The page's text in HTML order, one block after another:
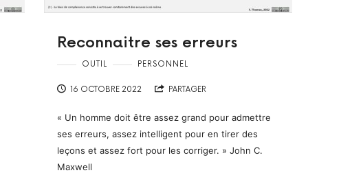
Reconnaitre ses erreurs
OUTIL PERSONNEL
16 OCTOBRE 2022 PARTAGER
« Un homme doit être assez grand pour admettre
ses erreurs, assez intelligent pour en tirer des
leçons et assez fort pour les corriger. » John C.
Maxwell